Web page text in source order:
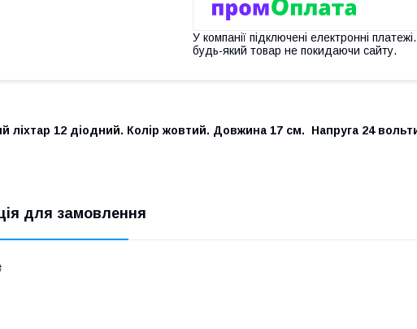
У компанії підключені електронні
будь-який товар не покидаючи сайту.
ліхтар 12 діодний. Колір жовтий. Довжина 17 см. Напруга 24
для замовлення